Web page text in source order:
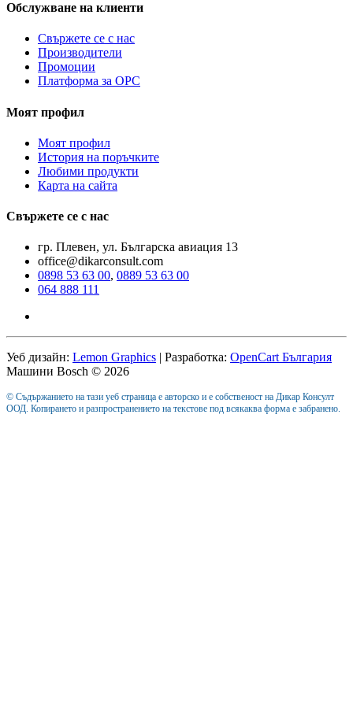
Обслужване на клиенти
Свържете се с нас
Производители
Промоции
Платформа за ОРС
Моят профил
Моят профил
История на поръчките
Любими продукти
Карта на сайта
Свържете се с нас
гр. Плевен, ул. Българска авиация 13
office@dikarconsult.com
0898 53 63 00, 0889 53 63 00
064 888 111
Уеб дизайн: Lemon Graphics | Разработка: OpenCart България
Машини Bosch © 2026
© Съдържанието на тази уеб страница е авторско и е собственост на Дикар Консулт
ООД. Копирането и разпространението на текстове под всякаква форма е забранено.